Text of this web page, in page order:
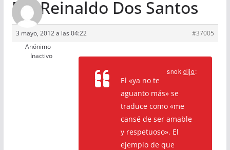
Re: Reinaldo Dos Santos
3 mayo, 2012 a las 04:22
#37005
Anónimo
Inactivo
snokdijo:
El «ya no te
aguanto más» se
traduce como «me
cansé de ser amable
y respetuoso». El
ejemplo de que